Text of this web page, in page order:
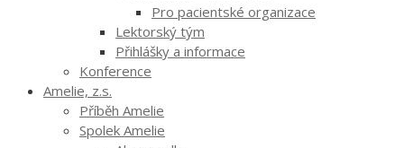
Pro pacientské organizace
Lektorský tým
Přihlášky a informace
Konference
Amelie, z.s.
Příběh Amelie
Spolek Amelie